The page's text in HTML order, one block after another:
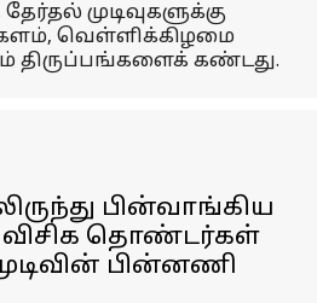
முடிவுகளுக்கு
வெள்ளிக்கிழமை
திருப்பங்களைக் கண்டது.
பின்வாங்கிய
விசிக தொண்டர்கள்
பின்னணி